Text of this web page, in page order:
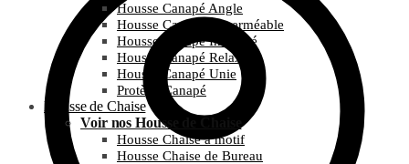
Housse Canapé Angle
Housse Canapé Imperméable
Housse Canapé Imprimé
Housse Canapé Relax
Housse Canapé Unie
Protège Canapé
Housse de Chaise
Voir nos Housse de Chaise
Housse Chaise à motif
Housse Chaise de Bureau